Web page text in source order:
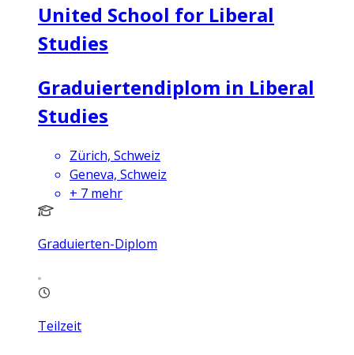
United School for Liberal
Studies
Graduiertendiplom in Liberal
Studies
Zürich, Schweiz
Geneva, Schweiz
+ 7 mehr
Graduierten-Diplom
Teilzeit